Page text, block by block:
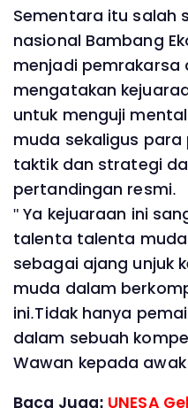
Sementara itu salah
nasional Bambang
menjadi pemrakarsa
mengatakan
untuk menguji
muda sekaligus
taktik dan strategi
pertandingan resmi.
" Ya kejuaraan ini
talenta talenta
sebagai ajang unjuk
muda dalam
ini.Tidak hanya
dalam sebuah
Wawan kepada
Baca Juga: UNESA